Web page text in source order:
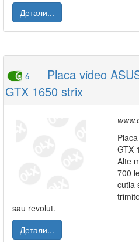
Детали...
6
Placa video
GTX 1650 strix
GTX
Alte
700
cutia
sau revolut.
Детали...